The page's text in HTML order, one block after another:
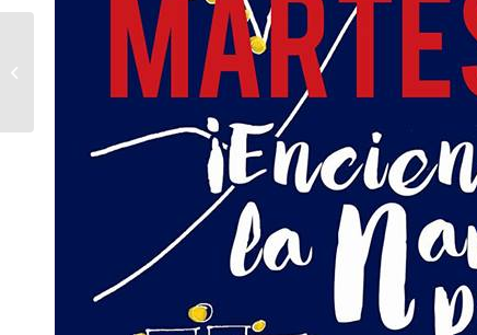
Εγκατάσταση και Χρήση της Amunra
Casino App: Ένας...